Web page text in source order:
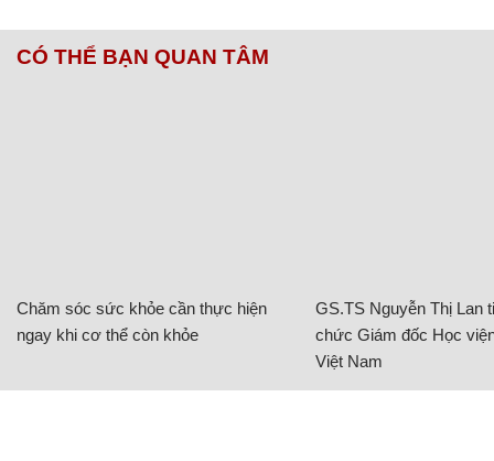
CÓ THỂ BẠN QUAN TÂM
Chăm sóc sức khỏe cần thực hiện
ngay khi cơ thể còn khỏe
GS.TS Nguyễn Thị Lan
chức Giám đốc Học
Việt Nam